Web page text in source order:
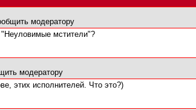
модератору
"Неуловимые мстители"?
модератору
этих исполнителей. Что это?)